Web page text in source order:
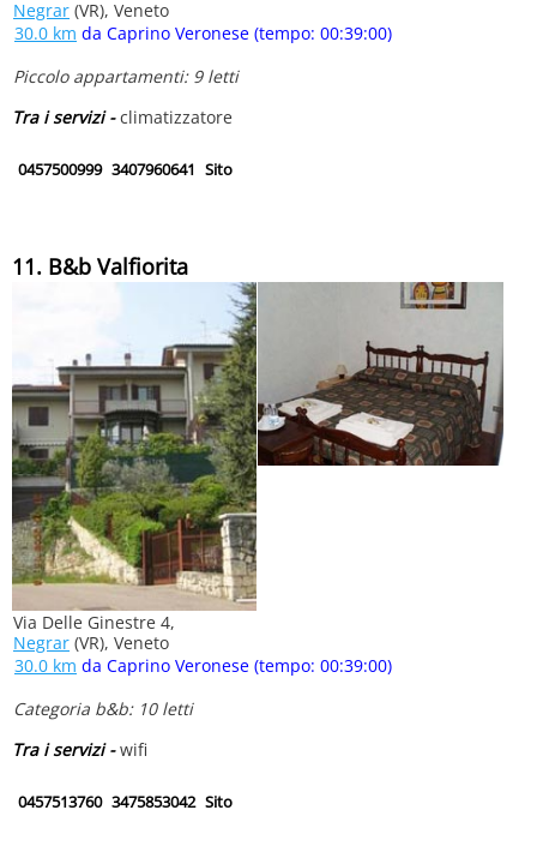
Negrar (VR), Veneto
30.0 km da Caprino Veronese (tempo: 00:39:00)
Piccolo appartamenti: 9 letti
Tra i servizi -climatizzatore
0457500999 3407960641 Sito
11. B&b Valfiorita
Via Delle Ginestre 4,
Negrar (VR), Veneto
30.0 km da Caprino Veronese (tempo: 00:39:00)
Categoria b&b: 10 letti
Tra i servizi -wifi
0457513760 3475853042 Sito